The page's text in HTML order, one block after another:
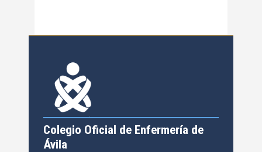
Colegio Oficial de Enfermería de
Ávila